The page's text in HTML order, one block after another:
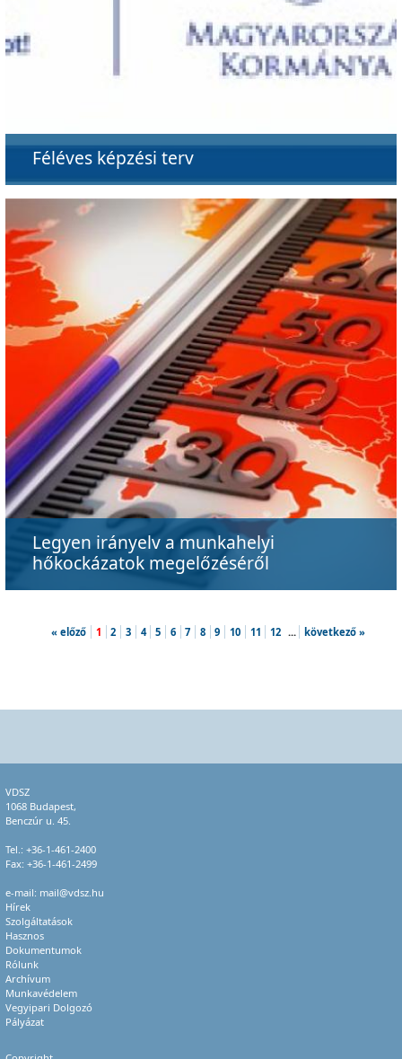
Féléves képzési terv
Legyen irányelv a munkahelyi
hőkockázatok megelőzéséről
« előző 1 2 3 4 5 6 7 8 9 10 11 12 ... következő »
VDSZ
1068 Budapest,
Benczúr u. 45.
Tel.: +36-1-461-2400
Fax: +36-1-461-2499
e-mail: mail@vdsz.hu
Hírek
Szolgáltatások
Hasznos
Dokumentumok
Rólunk
Archívum
Munkavédelem
Vegyipari Dolgozó
Pályázat